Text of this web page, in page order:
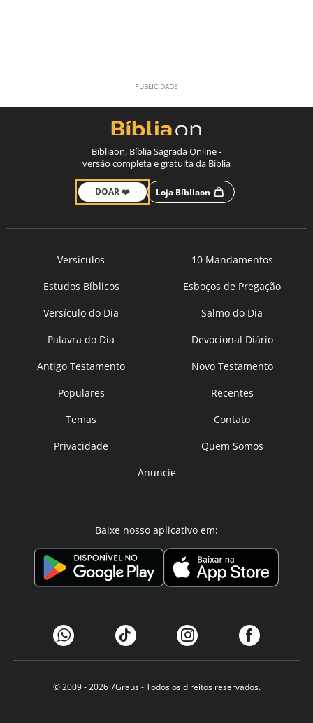
Bíbliaon, Bíblia Sagrada Online -
versão completa e gratuita da Bíblia
DOAR ❤️ Loja Bíbliaon
Versículos
10 Mandamentos
Estudos Bíblicos
Esboços de Pregação
Versículo do Dia
Salmo do Dia
Palavra do Dia
Devocional Diário
Antigo Testamento
Novo Testamento
Populares
Recentes
Temas
Contato
Privacidade
Quem Somos
Anuncie
Baixe nosso aplicativo em:
© 2009 - 20267Graus- Todos os direitos reservados.